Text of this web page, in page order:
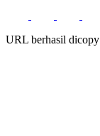
URL berhasil dicopy